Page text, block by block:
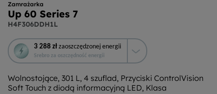
Zamrażarka
Up 60 Series 7
H4F306DDH1L
3 288 zł zaoszczędzonej energii
Srebro za oszczędność energii
To
działanie
otworzy
narzędzie
do
Wolnostojące, 301 L, 4 szuflad, Przyciski ControlVision
Soft Touch z diodą informacyjną LED, Klasa